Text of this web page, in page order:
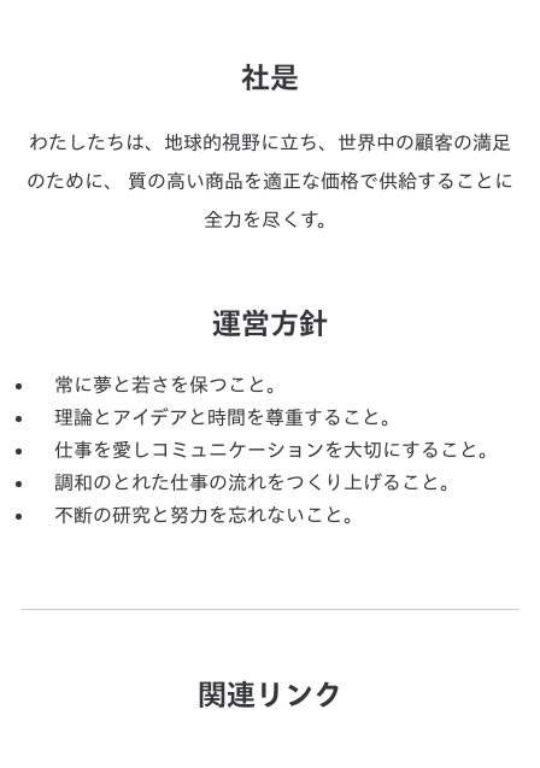
社是
わたしたちは、地球的視野に立ち、世界中の顧客の満足
のために、
質の高い商品を適正な価格で供給することに
全力を尽くす。
運営方針
常に夢と若さを保つこと。
理論とアイデアと時間を尊重すること。
仕事を愛しコミュニケーションを大切にすること。
調和のとれた仕事の流れをつくり上げること。
不断の研究と努力を忘れないこと。
関連リンク